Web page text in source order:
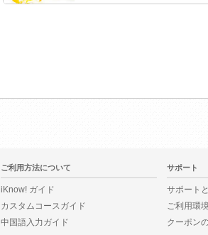
ご利用方法について
iKnow! ガイド
カスタムコースガイド
中国語入力ガイド
サポート
サポート
ご利用環
クーポン